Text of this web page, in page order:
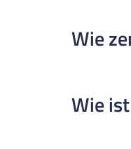
Wie
entfernt,
Wie